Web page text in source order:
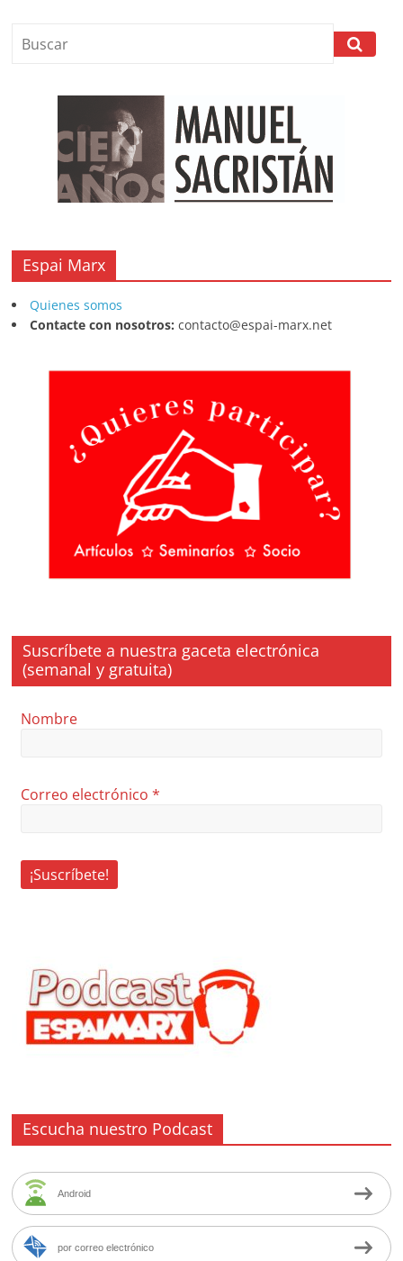
Espai Marx
Quienes somos
Contacte con nosotros: contacto@espai-marx.net
Suscríbete a nuestra gaceta electrónica
(semanal y gratuita)
Nombre
Correo electrónico*
Escucha nuestro Podcast
Android
por correo electrónico